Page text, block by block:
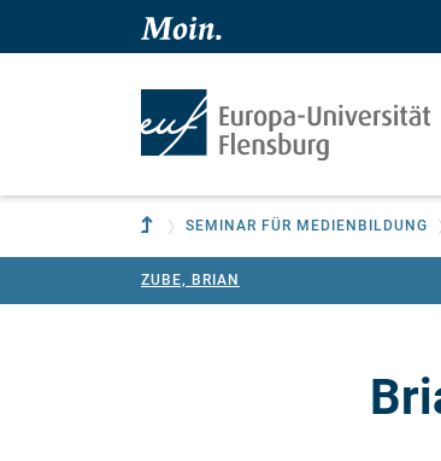
Zum Hauptinhalt springen
Zur Navigation springen
Zur übergeordneten Einrichtung
SEMINAR FÜR MEDIENBILDUNG
ZUBE, BRIAN